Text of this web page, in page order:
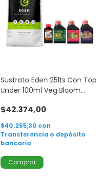
Sustrato Eden 25lts Con Top
Under 100ml Veg Bloom
$42.374,00
$40.255,30 con
Transferencia o depósito
bancario